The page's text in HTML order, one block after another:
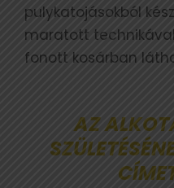
pulykatojásokból
maratott
fonott kosárban
AZ